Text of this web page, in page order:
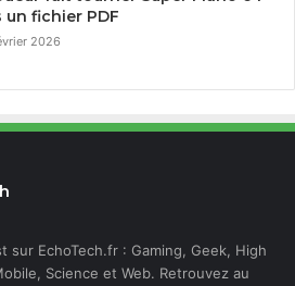
un fichier PDF
2026
sur EchoTech.fr : Gaming, Geek, High
Science et Web. Retrouvez au